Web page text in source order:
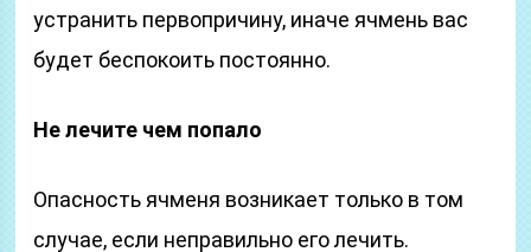
устранить первопричину, иначе ячмень вас
будет беспокоить постоянно.
Не лечите чем попало
Опасность ячменя возникает только в том
случае, если неправильно его лечить.